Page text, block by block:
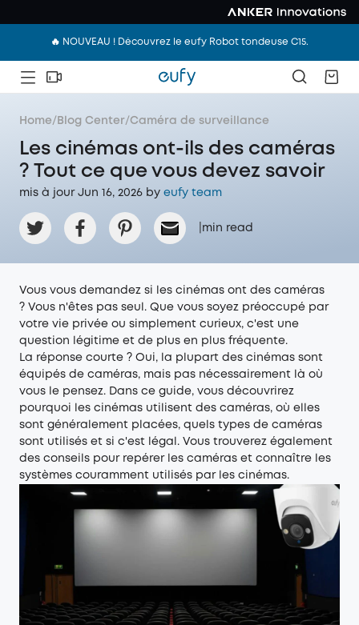
🔥 NOUVEAU ! Découvrez le eufy Robot tondeuse C15.
Home/ Blog Center/Caméra de surveillance
Les cinémas ont-ils des caméras
? Tout ce que vous devez savoir
mis à jour Jun 16, 2026 by eufy team
min read
Vous vous demandez si les cinémas ont des caméras
? Vous n'êtes pas seul. Que vous soyez préoccupé par
votre vie privée ou simplement curieux, c'est une
question légitime et de plus en plus fréquente.
La réponse courte ? Oui, la plupart des cinémas sont
équipés de caméras, mais pas nécessairement là où
vous le pensez. Dans ce guide, vous découvrirez
pourquoi les cinémas utilisent des caméras, où elles
sont généralement placées, quels types de caméras
sont utilisés et si c'est légal. Vous trouverez également
des conseils pour repérer les caméras et connaître les
systèmes couramment utilisés par les cinémas.